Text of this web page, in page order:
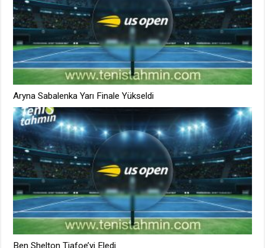
Aryna Sabalenka Yarı Finale Yükseldi
Ben Shelton Tiafoe’yi Eledi